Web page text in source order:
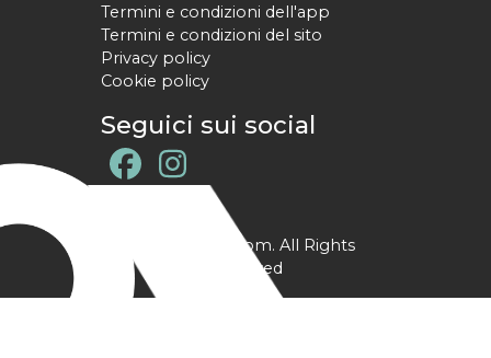
Termini e condizioni dell'app
Termini e condizioni del sito
Privacy policy
Cookie policy
Seguici sui social
@ YPtrainer.com. All Rights
Reserved